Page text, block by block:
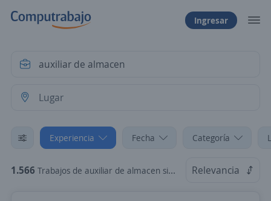
Ingresar
Experiencia Fecha Categoría
1.566 Trabajos de auxiliar de almacen sin experiencia Relevancia